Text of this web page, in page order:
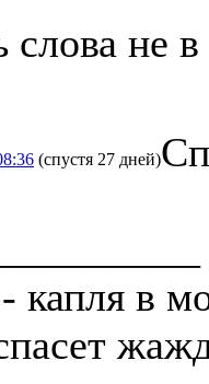
слова не
(спустя 27 дней)
капля в